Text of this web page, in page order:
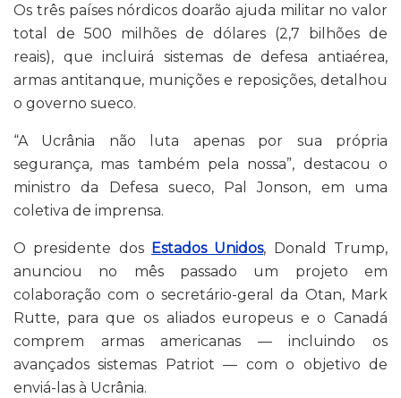
Os três países nórdicos doarão ajuda militar no valor
total de 500 milhões de dólares (2,7 bilhões de
reais), que incluirá sistemas de defesa antiaérea,
armas antitanque, munições e reposições, detalhou
o governo sueco.
“A Ucrânia não luta apenas por sua própria
segurança, mas também pela nossa”, destacou o
ministro da Defesa sueco, Pal Jonson, em uma
coletiva de imprensa.
O presidente dos Estados Unidos, Donald Trump,
anunciou no mês passado um projeto em
colaboração com o secretário-geral da Otan, Mark
Rutte, para que os aliados europeus e o Canadá
comprem armas americanas — incluindo os
avançados sistemas Patriot — com o objetivo de
enviá-las à Ucrânia.